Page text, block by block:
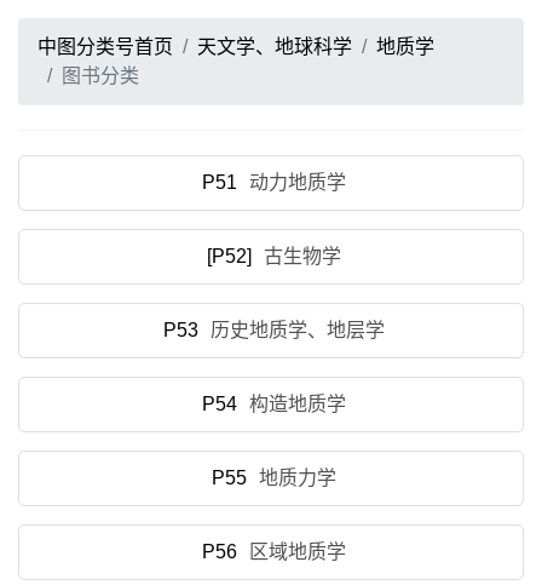
中图分类号首页 天文学、地球科学
地质学
图书分类
P51 动力地质学
[P52] 古生物学
P53 历史地质学、地层学
P54 构造地质学
P55 地质力学
P56 区域地质学